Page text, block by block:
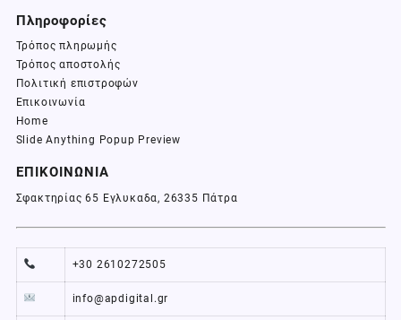
Πληροφορίες
Τρόπος πληρωμής
Τρόπος αποστολής
Πολιτική επιστροφών
Επικοινωνία
Home
Slide Anything Popup Preview
ΕΠΙΚΟΙΝΩΝΙΑ
Σφακτηρίας 65 Εγλυκαδα, 26335 Πάτρα
+30 2610272505
info@apdigital.gr